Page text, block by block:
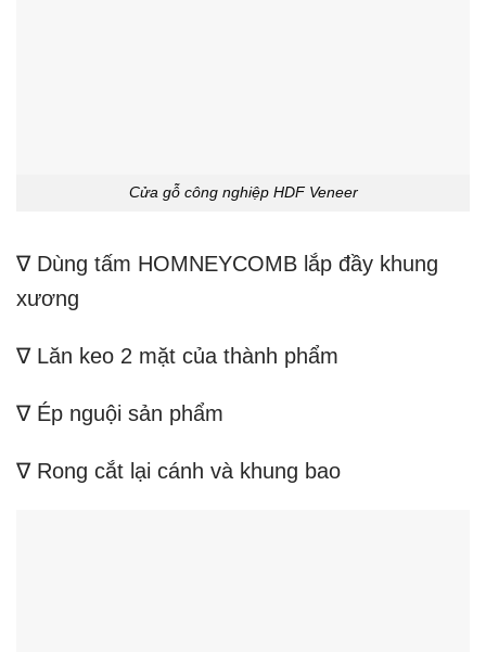
Cửa gỗ công nghiệp HDF Veneer
∇ Dùng tấm HOMNEYCOMB lắp đầy khung
xương
∇ Lăn keo 2 mặt của thành phẩm
∇ Ép nguội sản phẩm
∇ Rong cắt lại cánh và khung bao